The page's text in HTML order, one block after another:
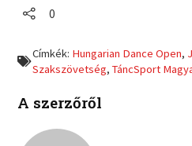
o
k
n
l
n
e
0
Címkék: Hungarian Dance Open,
Szakszövetség,TáncSport
A szerzőről